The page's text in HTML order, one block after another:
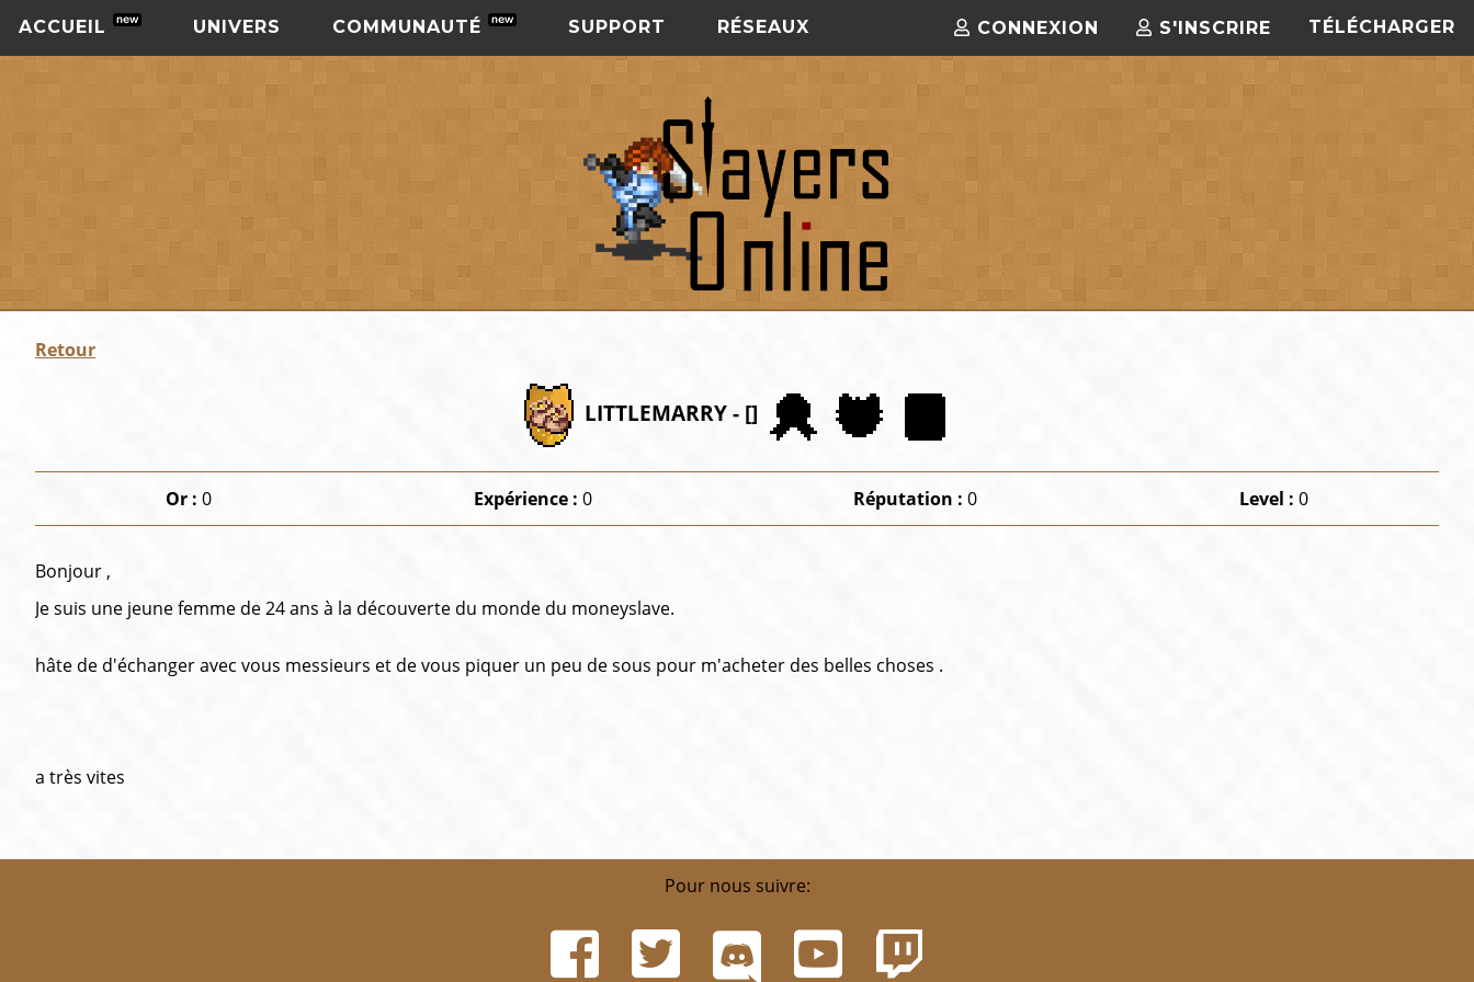
ACCUEIL UNIVERS COMMUNAUTÉ SUPPORT RÉSEAUX TÉLÉCHARGER
S'INSCRIRE
CONNEXION
Retour
LITTLEMARRY - []
Or :0 Expérience : 0 Réputation :0 Level : 0
Bonjour ,
Je suis une jeune femme de 24 ans à la découverte du monde du moneyslave.
hâte de d'échanger avec vous messieurs et de vous piquer un peu de sous pour m'acheter des belles choses .
a très vites
Pour nous suivre: